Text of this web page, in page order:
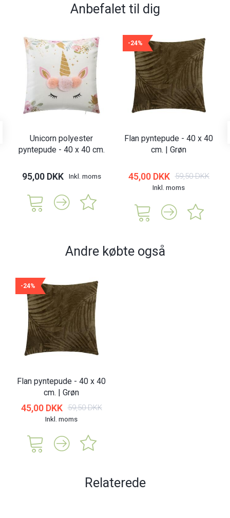
Anbefalet til dig
Unicorn polyester
pyntepude - 40 x 40 cm.
95,00 DKK Inkl. moms
-24%
Flan pyntepude - 40 x 40
cm. | Grøn
45,00 DKK 59,50 DKK
Inkl. moms
Andre købte også
-24%
Flan pyntepude - 40 x 40
cm. | Grøn
45,00 DKK 59,50 DKK
Inkl. moms
Relaterede